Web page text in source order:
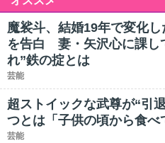
魔裟斗、結婚19年で変化
を告白 妻・矢沢心に課し
れ”鉄の掟とは
芸能
超ストイックな武尊が“引
つとは「子供の頃から食べ
芸能